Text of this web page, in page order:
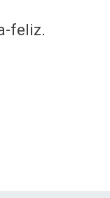
feliz.